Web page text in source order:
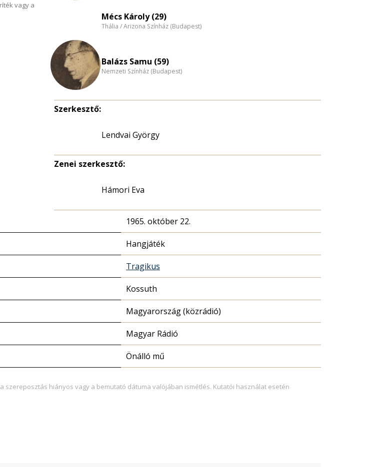
vagy a
Mécs Károly (29)
Thália / Arizona Színház (Budapest)
Balázs Samu (59)
Nemzeti Színház (Budapest)
Szerkesztő:
Lendvai György
Zenei szerkesztő:
Hámori Eva
1965. október 22.
Hangjáték
Tragikus
Kossuth
Magyarország (közrádió)
Magyar Rádió
Önálló mű
szereposztás hiányos vagy a bemutató dátuma valójában ismétlés. Kutatói használat esetén